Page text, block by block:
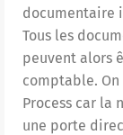
documentaire
Tous les
peuvent alors
comptable.
Process car la
une porte